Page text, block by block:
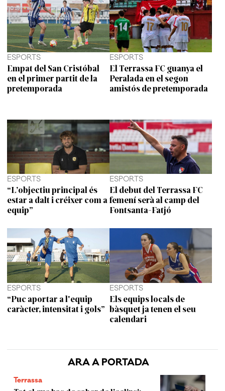
ARA A PORTADA
Terrassa
ESPORTS
Empat del San Cristóbal
en el primer partit de la
pretemporada
ESPORTS
El Terrassa FC guanya el
Peralada en el segon
amistós de pretemporada
ESPORTS
“L’objectiu principal és
estar a dalt i créixer com a
equip”
ESPORTS
El debut del Terrassa FC
femení serà al camp del
Fontsanta-Fatjó
ESPORTS
“Puc aportar a l'equip
caràcter, intensitat i gols”
ESPORTS
Els equips locals de
bàsquet ja tenen el seu
calendari